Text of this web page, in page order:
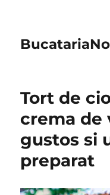
Tort de
crema de
gustos si
preparat